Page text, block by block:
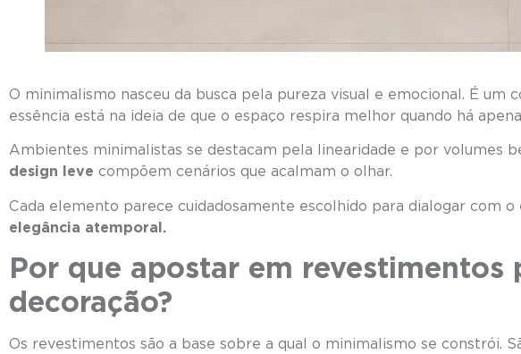
O minimalismo nasceu da busca pela pureza visual e emocional. É um
essência está na ideia de que o espaço respira melhor quando há
Ambientes minimalistas se destacam pela linearidade e por volumes
design leve compõem cenários que
Cada elemento parece cuidadosamente escolhido para dialogar com
elegância atemporal.
Por que apostar em
decoração?
Os revestimentos são a base sobre a qual o minimalismo se constrói.